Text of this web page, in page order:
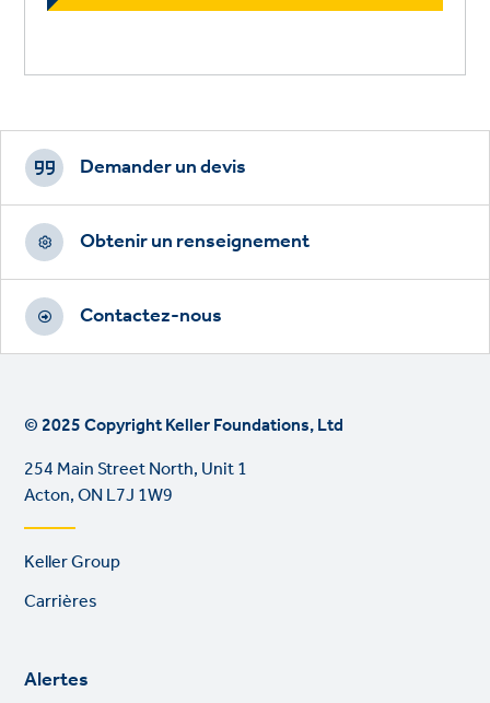
Footer
CTAs
Demander un devis
Obtenir un renseignement
Contactez-nous
© 2025 Copyright Keller Foundations, Ltd
254 Main Street North, Unit 1
Acton, ON L7J 1W9
Footer
Keller Group
Carrières
Alertes